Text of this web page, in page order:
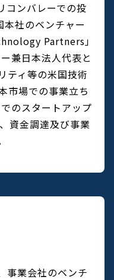
コンバレーでの投
社のベンチャー
Partners」
兼日本法人代表と
ティ等の米国技術
市場での事業立ち
のスタートアップ
資金調達及び事業
事業会社のベンチ